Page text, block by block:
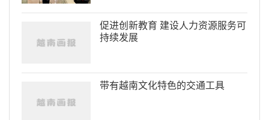
促进创新教育 建设人力资源服务可
持续发展
带有越南文化特色的交通工具